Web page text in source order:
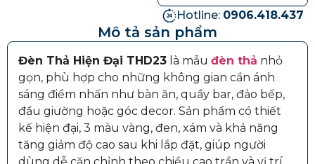
Hotline: 0906.418.437
Mô tả sản phẩm
Đèn Thả Hiện Đại THD23 là mẫu đèn thả nhỏ
gọn, phù hợp cho những không gian cần ánh
sáng điểm nhấn như bàn ăn, quầy bar, đảo bếp,
đầu giường hoặc góc decor. Sản phẩm có thiết
kế hiện đại, 3 màu vàng, đen, xám và khả năng
tăng giảm độ cao sau khi lắp đặt, giúp người